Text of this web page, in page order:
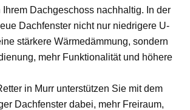
Dachgeschoss nachhaltig. In der
Dachfenster nicht nur niedrigere U-
stärkere Wärmedämmung, sondern
mehr Funktionalität und höhere
in Murr unterstützen Sie mit dem
Dachfenster dabei, mehr Freiraum,